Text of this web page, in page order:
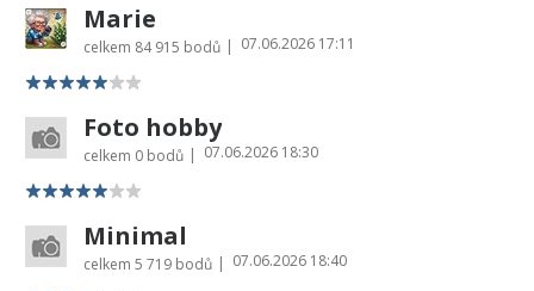
Marie
celkem 84 915 bodů | 07.06.2026 17:11
Foto hobby
celkem 0 bodů | 07.06.2026 18:30
Minimal
celkem 5 719 bodů | 07.06.2026 18:40